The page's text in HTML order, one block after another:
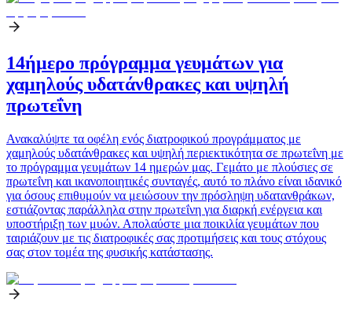
14ήμερο πρόγραμμα γευμάτων για
χαμηλούς υδατάνθρακες και υψηλή
πρωτεΐνη
Ανακαλύψτε τα οφέλη ενός διατροφικού προγράμματος με
χαμηλούς υδατάνθρακες και υψηλή περιεκτικότητα σε πρωτεΐνη με
το πρόγραμμα γευμάτων 14 ημερών μας. Γεμάτο με πλούσιες σε
πρωτεΐνη και ικανοποιητικές συνταγές, αυτό το πλάνο είναι ιδανικό
για όσους επιθυμούν να μειώσουν την πρόσληψη υδατανθράκων,
εστιάζοντας παράλληλα στην πρωτεΐνη για διαρκή ενέργεια και
υποστήριξη των μυών. Απολαύστε μια ποικιλία γευμάτων που
ταιριάζουν με τις διατροφικές σας προτιμήσεις και τους στόχους
σας στον τομέα της φυσικής κατάστασης.